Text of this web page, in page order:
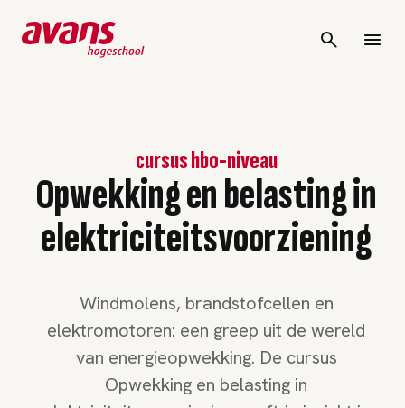
Opwekking en belasting in
elektriciteitsvoorziening
cursus hbo-niveau
Windmolens, brandstofcellen en
elektromotoren: een greep uit de wereld
van energieopwekking. De cursus
Opwekking en belasting in